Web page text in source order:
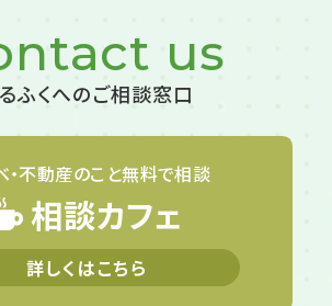
us
ふくへのご相談窓口
・不動産のこと無料で相談
相談カフェ
詳しくはこちら